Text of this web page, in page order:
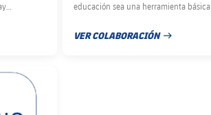
educación sea una herramienta
metodologías de la Fundación Barça.
VER COLABORACIÓN
FECHA DE PUBLICACIÓN